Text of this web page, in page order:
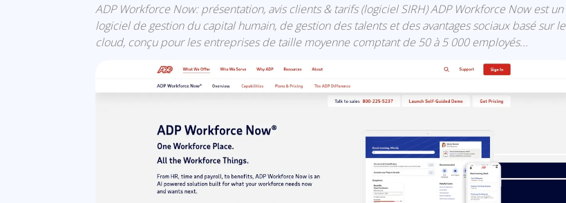
ADP Workforce Now: présentation, avis clients & tarifs (logiciel SIRH) ADP Workforce Now est un
logiciel de gestion du capital humain, de gestion des talents et des avantages sociaux basé sur le
cloud, conçu pour les entreprises de taille moyenne comptant de 50 à 5 000 employés...